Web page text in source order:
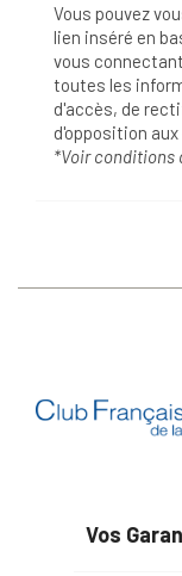
Vous pouvez
lien inséré en
vous
toutes les
d'accès, de
d'opposition
*Voir conditions
Vos